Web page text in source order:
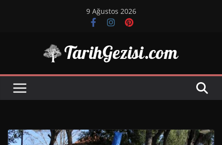
9 Ağustos 2026